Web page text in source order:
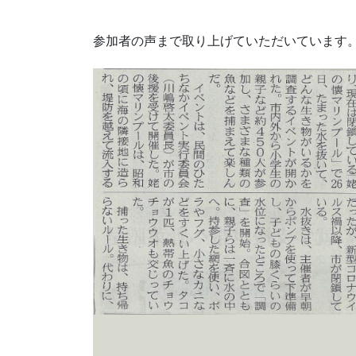
参加者の声まで取り上げていただいています